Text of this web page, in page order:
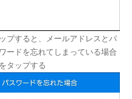
プすると、メールアドレスとパ
ードを忘れてしまっている場合
タップする